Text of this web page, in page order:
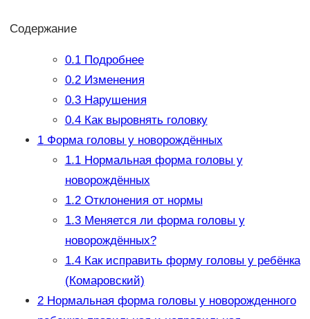
Содержание
0.1Подробнее
0.2Изменения
0.3Нарушения
0.4Как выровнять головку
1Форма головы у новорождённых
1.1Нормальная форма головы у
новорождённых
1.2Отклонения от нормы
1.3Меняется ли форма головы у
новорождённых?
1.4Как исправить форму головы у ребёнка
(Комаровский)
2Нормальная форма головы у новорожденного